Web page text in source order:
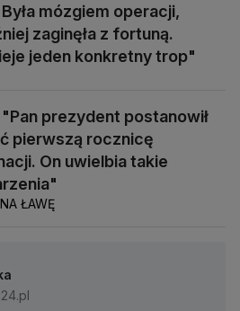
Była mózgiem operacji,
zaginęła z fortuną.
jeden konkretny trop"
"Pan prezydent postanowił
pierwszą rocznicę
On uwielbia takie
ŁAWĘ